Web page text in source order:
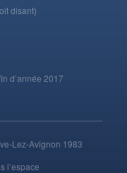
disant)
d’année 2017
Lez-Avignon 1983
l’espace